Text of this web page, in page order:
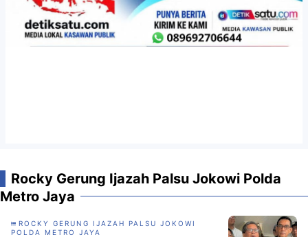
Rocky Gerung Ijazah Palsu Jokowi Polda
Metro Jaya
ROCKY GERUNG IJAZAH PALSU JOKOWI
POLDA METRO JAYA